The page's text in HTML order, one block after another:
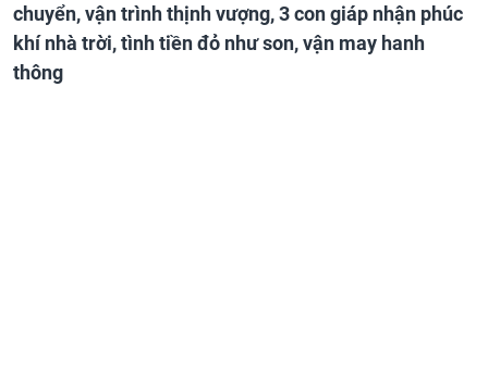
chuyển, vận trình thịnh vượng, 3 con giáp nhận phúc
khí nhà trời, tình tiền đỏ như son, vận may hanh
thông